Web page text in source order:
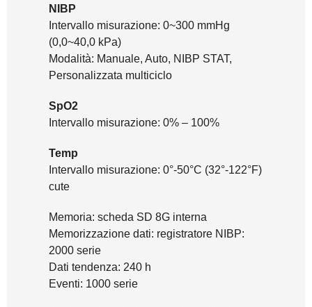
NIBP
Intervallo misurazione: 0~300 mmHg
(0,0~40,0 kPa)
Modalità: Manuale, Auto, NIBP STAT,
Personalizzata multiciclo
SpO2
Intervallo misurazione: 0% – 100%
Temp
Intervallo misurazione: 0°-50°C (32°-122°F)
cute
Memoria: scheda SD 8G interna
Memorizzazione dati: registratore NIBP:
2000 serie
Dati tendenza: 240 h
Eventi: 1000 serie